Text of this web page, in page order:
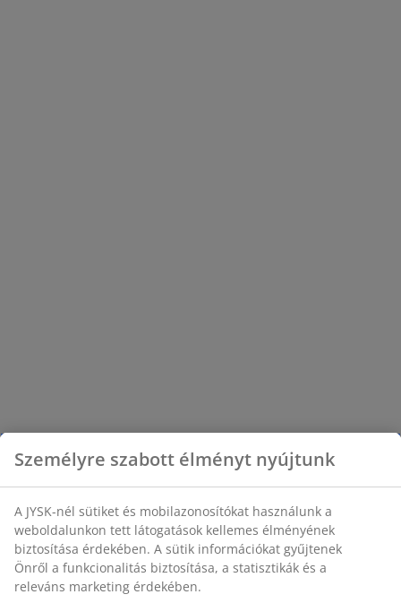
Személyre szabott élményt nyújtunk
A JYSK-nél sütiket és mobilazonosítókat használunk a
weboldalunkon tett látogatások kellemes élményének
biztosítása érdekében. A sütik információkat gyűjtenek
Önről a funkcionalitás biztosítása, a statisztikák és a
releváns marketing érdekében.